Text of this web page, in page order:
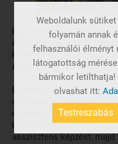
Egészen kicsi korom óta
életemben az állatok.
kezdtem el. Ekkor
Azóta pedig 180 fokos
Egyetem után account
reklámügynökségeknél, de
ez nem az én utam. 2018
karrierváltásba. 2019
asszisztens képzést,
Testreszabás
Weboldalunk
folyamán annak
felhasználói élményt
látogatottság
bármikor
olvashat itt: